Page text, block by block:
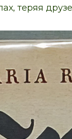
теряя